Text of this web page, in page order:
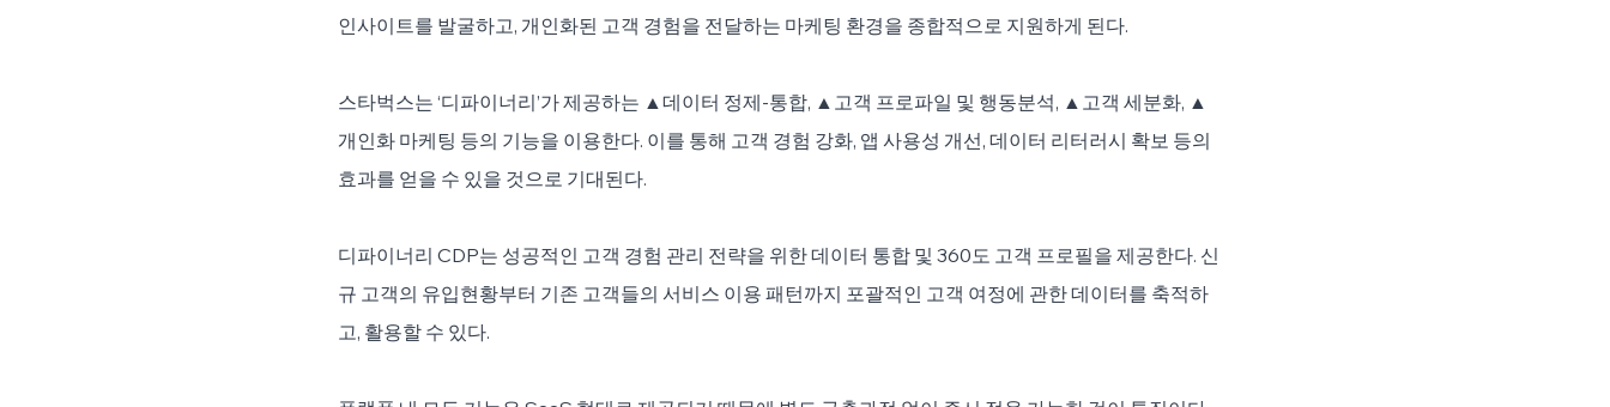
인사이트를 발굴하고, 개인화된 고객 경험을 전달하는 마케팅 환경을 종합적으로 지원하게 된다.
스타벅스는 ‘디파이너리’가 제공하는 ▲데이터 정제-통합, ▲고객 프로파일 및 행동분석, ▲고객 세분화, ▲
개인화 마케팅 등의 기능을 이용한다. 이를 통해 고객 경험 강화, 앱 사용성 개선, 데이터 리터러시 확보 등의
효과를 얻을 수 있을 것으로 기대된다.
디파이너리 CDP는 성공적인 고객 경험 관리 전략을 위한 데이터 통합 및 360도 고객 프로필을 제공한다. 신
규 고객의 유입현황부터 기존 고객들의 서비스 이용 패턴까지 포괄적인 고객 여정에 관한 데이터를 축적하
고, 활용할 수 있다.